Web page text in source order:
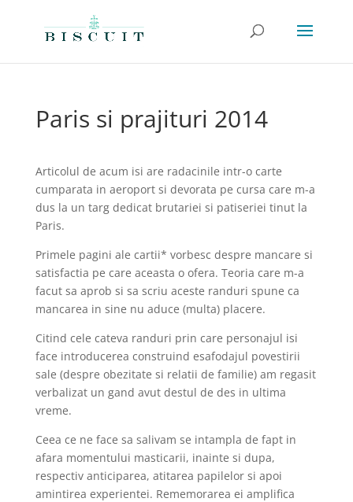
Paris si prajituri 2014
Articolul de acum isi are radacinile intr-o carte
cumparata in aeroport si devorata pe cursa care m-a
dus la un targ dedicat brutariei si patiseriei tinut la
Paris.
Primele pagini ale cartii* vorbesc despre mancare si
satisfactia pe care aceasta o ofera. Teoria care m-a
facut sa aprob si sa scriu aceste randuri spune ca
mancarea in sine nu aduce (multa) placere.
Citind cele cateva randuri prin care personajul isi
face introducerea construind esafodajul povestirii
sale (despre obezitate si relatii de familie) am regasit
verbalizat un gand avut destul de des in ultima
vreme.
Ceea ce ne face sa salivam se intampla de fapt in
afara momentului masticarii, inainte si dupa,
respectiv anticiparea, atitarea papilelor si apoi
amintirea experientei. Rememorarea ei amplifica